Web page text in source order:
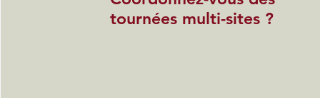
tournées multi-sites ?